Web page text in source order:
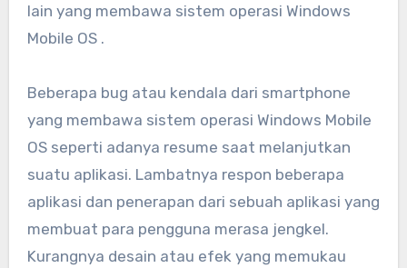
lain yang membawa sistem operasi Windows
Mobile OS .
Beberapa bug atau kendala dari smartphone
yang membawa sistem operasi Windows Mobile
OS seperti adanya resume saat melanjutkan
suatu aplikasi. Lambatnya respon beberapa
aplikasi dan penerapan dari sebuah aplikasi yang
membuat para pengguna merasa jengkel.
Kurangnya desain atau efek yang memukau